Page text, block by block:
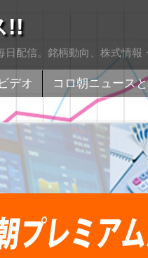
!!
日配信。銘柄動向、株式情
デオ
コロ朝ニュース